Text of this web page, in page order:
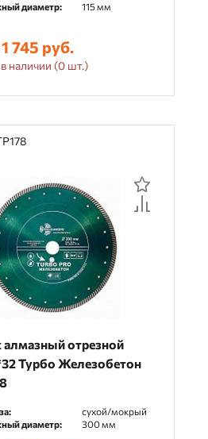
диаметр: 115 мм
1 745 руб.
наличии (0 шт.)
алмазный отрезной
Турбо Железобетон
сухой/мокрый
диаметр:
300 мм